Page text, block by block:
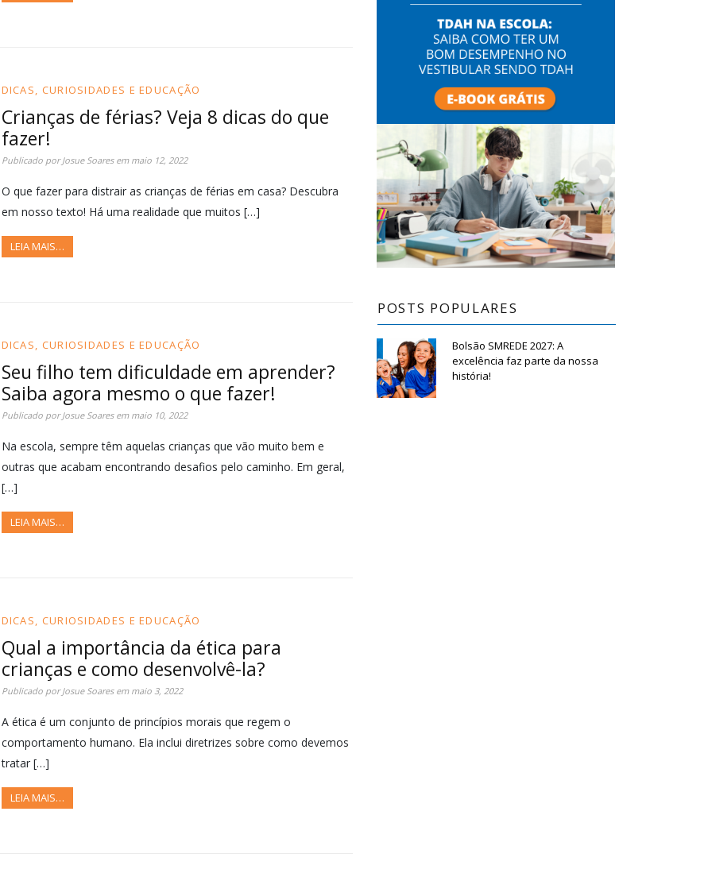
DICAS, CURIOSIDADES E EDUCAÇÃO
Crianças de férias? Veja 8 dicas do que
fazer!
Publicado porJosue Soaresem maio 12, 2022
O que fazer para distrair as crianças de férias em casa? Descubra
em nosso texto! Há uma realidade que muitos […]
LEIA MAIS…
DICAS, CURIOSIDADES E EDUCAÇÃO
Seu filho tem dificuldade em aprender?
Saiba agora mesmo o que fazer!
Publicado porJosue Soaresem maio 10, 2022
Na escola, sempre têm aquelas crianças que vão muito bem e
outras que acabam encontrando desafios pelo caminho. Em geral,
[…]
LEIA MAIS…
DICAS, CURIOSIDADES E EDUCAÇÃO
Qual a importância da ética para
crianças e como desenvolvê-la?
Publicado porJosue Soaresem maio 3, 2022
A ética é um conjunto de princípios morais que regem o
comportamento humano. Ela inclui diretrizes sobre como devemos
tratar […]
LEIA MAIS…
POSTS POPULARES
Bolsão SMREDE 2027: A
excelência faz parte da nossa
história!